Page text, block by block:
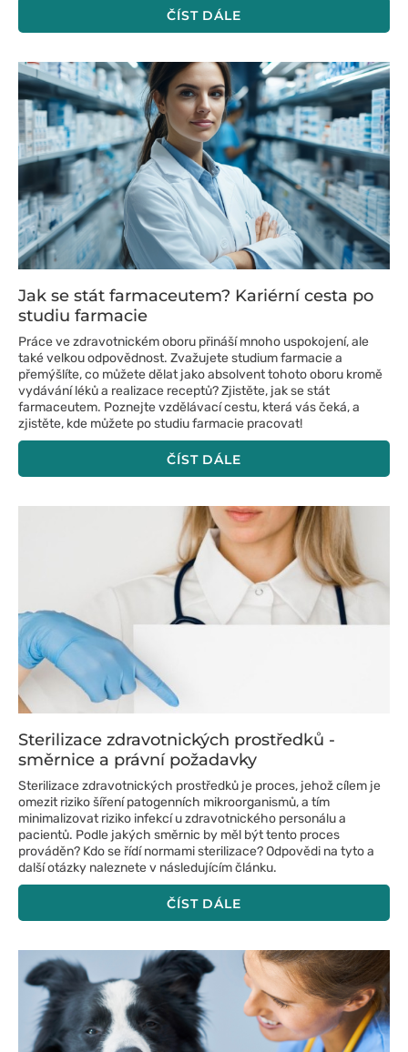
ČÍST DÁLE
Jak se stát farmaceutem? Kariérní cesta po
studiu farmacie
Práce ve zdravotnickém oboru přináší mnoho uspokojení, ale
také velkou odpovědnost. Zvažujete studium farmacie a
přemýšlíte, co můžete dělat jako absolvent tohoto oboru kromě
vydávání léků a realizace receptů? Zjistěte, jak se stát
farmaceutem. Poznejte vzdělávací cestu, která vás čeká, a
zjistěte, kde můžete po studiu farmacie pracovat!
ČÍST DÁLE
Sterilizace zdravotnických prostředků -
směrnice a právní požadavky
Sterilizace zdravotnických prostředků je proces, jehož cílem je
omezit riziko šíření patogenních mikroorganismů, a tím
minimalizovat riziko infekcí u zdravotnického personálu a
pacientů. Podle jakých směrnic by měl být tento proces
prováděn? Kdo se řídí normami sterilizace? Odpovědi na tyto a
další otázky naleznete v následujícím článku.
ČÍST DÁLE